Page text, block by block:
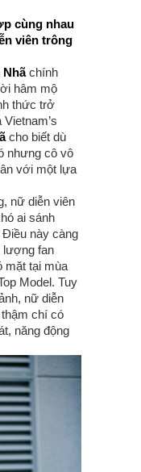
cùng nhau
viên trông
Nhãchính
hâm mộ
thức trở
cho biết dù
nhưng cô vô
với một lựa
nữ diễn viên
ai sánh
Điều này càng
lượng fan
mặt tại mùa
Model. Tuy
nữ diễn
chí có
năng động